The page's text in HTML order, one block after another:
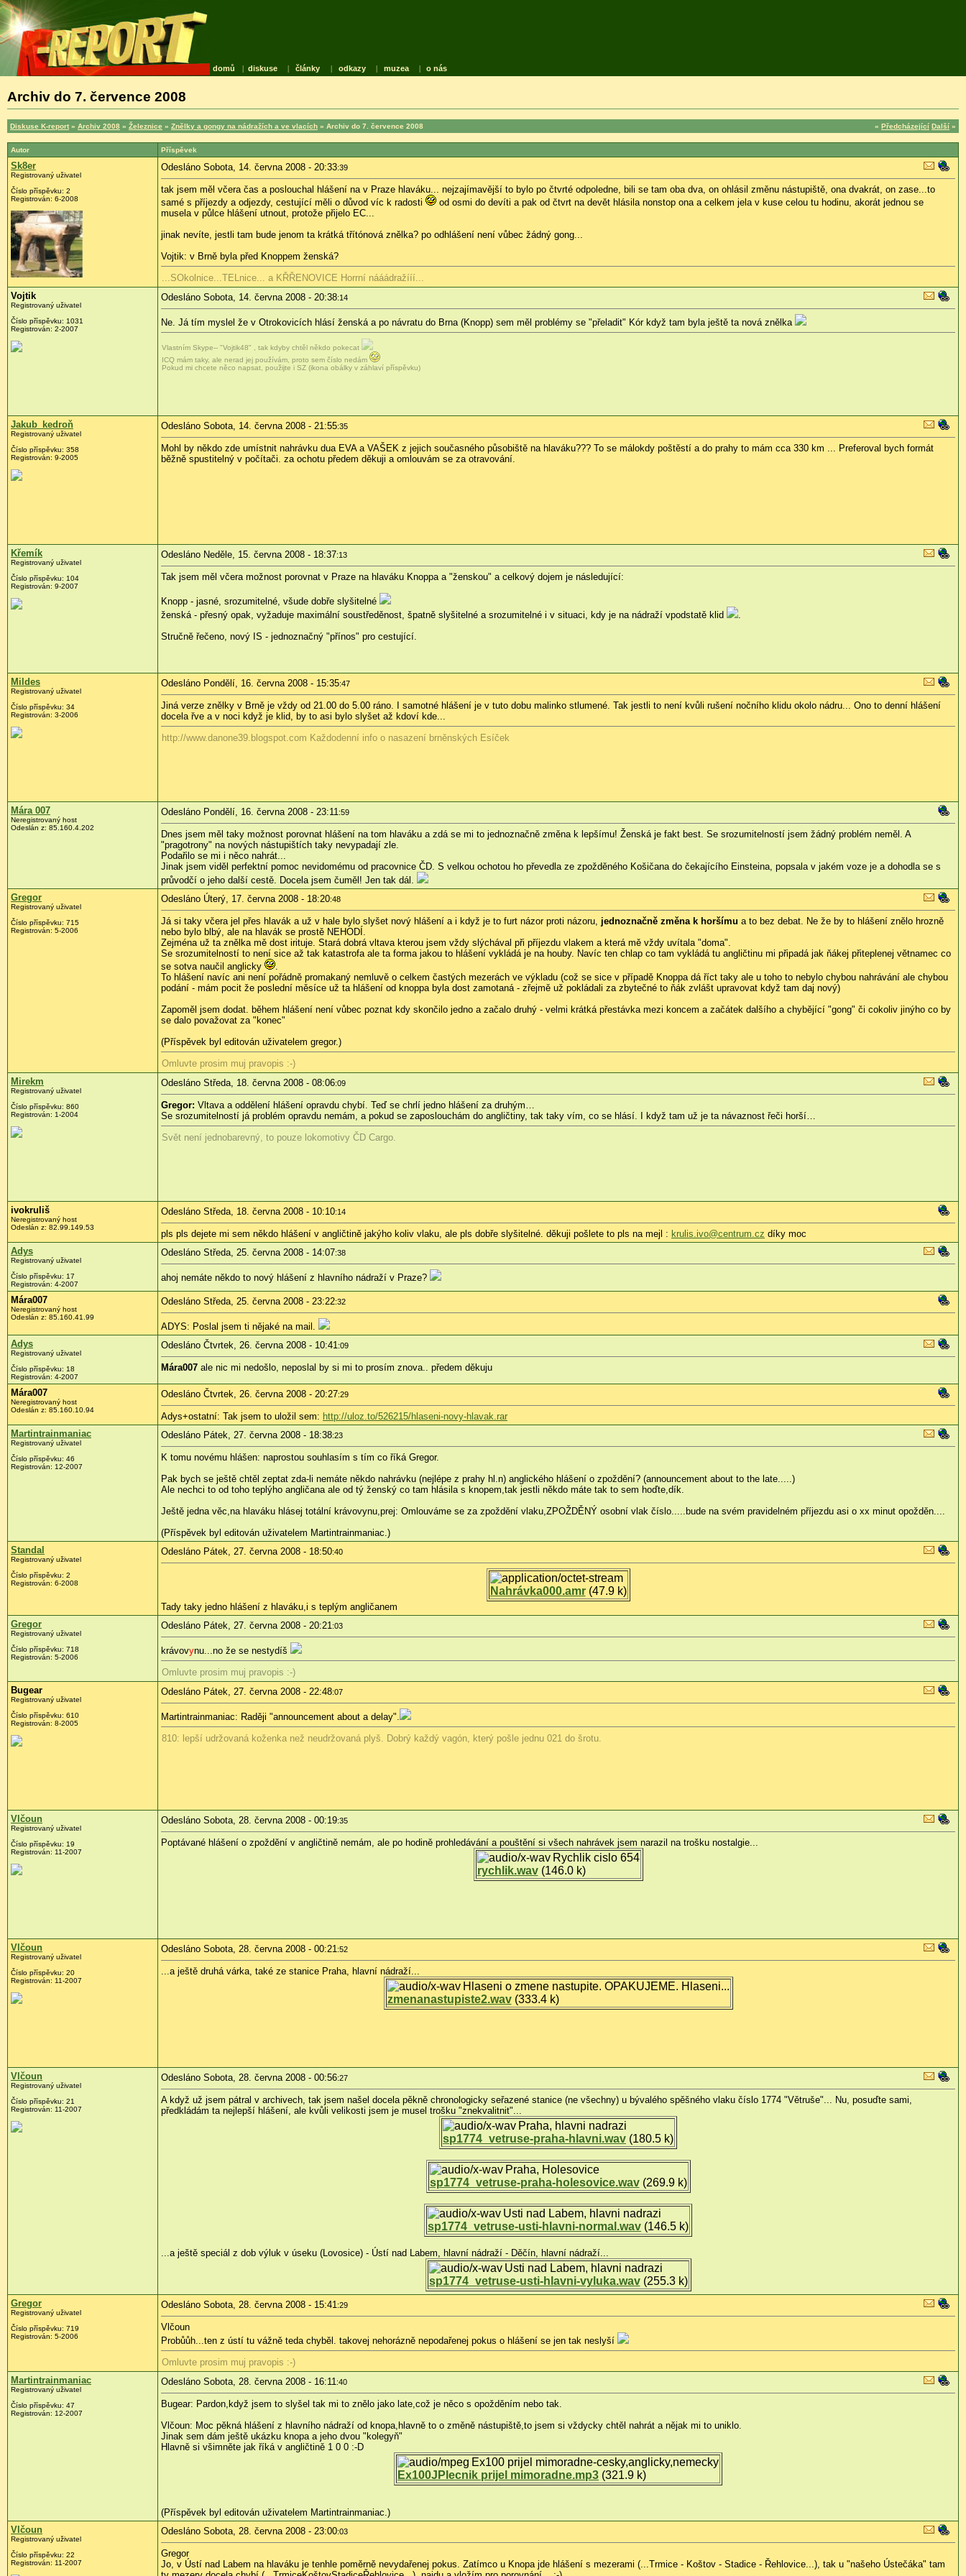
domů | diskuse | články | odkazy | muzea | o nás
Archiv do 7. července 2008
Diskuse K-report » Archiv 2008 » Železnice » Znělky a gongy na nádražích a ve vlacích » Archiv do 7. července 2008 « Předcházející Další »
Autor Příspěvek
Sk8er
Registrovaný uživatel
Číslo příspěvku: 2
Registrován: 6-2008
Odesláno Sobota, 14. června 2008 - 20:33:39
tak jsem měl včera čas a poslouchal hlášení na v Praze hlaváku... nejzajímavější to bylo po čtvrté odpoledne, bili se tam oba dva, on ohlásil změnu nástupiště, ona dvakrát, on zase...to
samé s příjezdy a odjezdy, cestující měli o důvod víc k radosti
od osmi do devíti a pak od čtvrt na devět hlásila nonstop ona a celkem jela v kuse celou tu hodinu, akorát jednou se
musela v půlce hlášení utnout, protože přijelo EC...
jinak nevíte, jestli tam bude jenom ta krátká třítónová znělka? po odhlášení není vůbec žádný gong...
Vojtik: v Brně byla před Knoppem ženská?
...SOkolnice...TELnice... a KŘŘENOVICE Horrní nááádražííí...
Vojtik
Registrovaný uživatel
Číslo příspěvku: 1031
Registrován: 2-2007
Odesláno Sobota, 14. června 2008 - 20:38:14
Ne. Já tím myslel že v Otrokovicích hlásí ženská a po návratu do Brna (Knopp) sem měl problémy se "přeladit" Kór když tam byla ještě ta nová znělka
Vlastním Skype-- "Vojtik48" , tak kdyby chtěl někdo pokecat
ICQ mám taky, ale nerad jej používám, proto sem číslo nedám
Pokud mi chcete něco napsat, použijte i SZ (ikona obálky v záhlaví příspěvku)
Jakub_kedroň
Registrovaný uživatel
Číslo příspěvku: 358
Registrován: 9-2005
Odesláno Sobota, 14. června 2008 - 21:55:35
Mohl by někdo zde umístnit nahrávku dua EVA a VAŠEK z jejich současného působiště na hlaváku??? To se málokdy poštěstí a do prahy to mám cca 330 km ... Preferoval bych formát
běžně spustitelný v počítači. za ochotu předem děkuji a omlouvám se za otravování.
Křemík
Registrovaný uživatel
Číslo příspěvku: 104
Registrován: 9-2007
Odesláno Neděle, 15. června 2008 - 18:37:13
Tak jsem měl včera možnost porovnat v Praze na hlaváku Knoppa a "ženskou" a celkový dojem je následující:
Knopp - jasné, srozumitelné, všude dobře slyšitelné
ženská - přesný opak, vyžaduje maximální soustředěnost, špatně slyšitelné a srozumitelné i v situaci, kdy je na nádraží vpodstatě klid
Stručně řečeno, nový IS - jednoznačný "přínos" pro cestující.
Mildes
Registrovaný uživatel
Číslo příspěvku: 34
Registrován: 3-2006
Odesláno Pondělí, 16. června 2008 - 15:35:47
Jiná verze znělky v Brně je vždy od 21.00 do 5.00 ráno. I samotné hlášení je v tuto dobu malinko stlumené. Tak jestli to není kvůli rušení nočního klidu okolo nádru... Ono to denní hlášení
docela řve a v noci když je klid, by to asi bylo slyšet až kdoví kde...
http://www.danone39.blogspot.com Každodenní info o nasazení brněnských Esíček
Mára 007
Neregistrovaný host
Odeslán z: 85.160.4.202
Odesláno Pondělí, 16. června 2008 - 23:11 :59
Dnes jsem měl taky možnost porovnat hlášení na tom hlaváku a zdá se mi to jednoznačně změna k lepšímu! Ženská je fakt best. Se srozumitelností jsem žádný problém neměl. A
"pragotrony" na nových nástupištích taky nevypadají zle.
Podařilo se mi i něco nahrát...
Jinak jsem viděl perfektní pomoc nevidomému od pracovnice ČD. S velkou ochotou ho převedla ze zpožděného Košičana do čekajícího Einsteina, popsala v jakém voze je a dohodla se s
průvodčí o jeho další cestě. Docela jsem čuměl! Jen tak dál.
Gregor
Registrovaný uživatel
Číslo příspěvku: 715
Registrován: 5-2006
Odesláno Úterý, 17. června 2008 - 18:20:48
Já si taky včera jel přes hlavák a už v hale bylo slyšet nový hlášení a i když je to furt názor proti názoru, jednoznačně změna k horšímu a to bez debat. Ne že by to hlášení znělo hrozně
nebo bylo blbý, ale na hlavák se prostě NEHODÍ.
Zejména už ta znělka mě dost irituje. Stará dobrá vltava kterou jsem vždy slýchával při příjezdu vlakem a která mě vždy uvítala "doma".
Se srozumitelností to není sice až tak katastrofa ale ta forma jakou to hlášení vykládá je na houby. Navíc ten chlap co tam vykládá tu angličtinu mi připadá jak ňákej přiteplenej větnamec co
se sotva naučil anglicky
To hlášení navíc ani není pořádně promakaný nemluvě o celkem častých mezerách ve výkladu (což se sice v případě Knoppa dá říct taky ale u toho to nebylo chybou nahrávání ale chybou
podání - mám pocit že poslední měsíce už ta hlášení od knoppa byla dost zamotaná - zřejmě už pokládali za zbytečné to ňák zvlášt upravovat když tam daj nový)
Zapoměl jsem dodat. během hlášení není vůbec poznat kdy skončilo jedno a začalo druhý - velmi krátká přestávka mezi koncem a začátek dalšího a chybějící "gong" či cokoliv jinýho co by
se dalo považovat za "konec"
(Příspěvek byl editován uživatelem gregor.)
Omluvte prosim muj pravopis :-)
Mirekm
Registrovaný uživatel
Číslo příspěvku: 860
Registrován: 1-2004
Odesláno Středa, 18. června 2008 - 08:06:09
Gregor: Vltava a oddělení hlášení opravdu chybí. Teď se chrlí jedno hlášení za druhým…
Se srozumitelností já problém opravdu nemám, a pokud se zaposlouchám do angličtiny, tak taky vím, co se hlásí. I když tam už je ta návaznost řeči horší…
Svět není jednobarevný, to pouze lokomotivy ČD Cargo.
ivokruliš
Neregistrovaný host
Odeslán z: 82.99.149.53
Odesláno Středa, 18. června 2008 - 10:10:14
pls pls dejete mi sem někdo hlášení v angličtině jakýho koliv vlaku, ale pls dobře slyšitelné. děkuji pošlete to pls na mejl : krulis.ivo@centrum.cz díky moc
Adys
Registrovaný uživatel
Číslo příspěvku: 17
Registrován: 4-2007
Odesláno Středa, 25. června 2008 - 14:07:38
ahoj nemáte někdo to nový hlášení z hlavního nádraží v Praze?
Mára007
Neregistrovaný host
Odeslán z: 85.160.41.99
Odesláno Středa, 25. června 2008 - 23:22:32
ADYS: Poslal jsem ti nějaké na mail.
Adys
Registrovaný uživatel
Číslo příspěvku: 18
Registrován: 4-2007
Odesláno Čtvrtek, 26. června 2008 - 10:41 :09
Mára007 ale nic mi nedošlo, neposlal by si mi to prosím znova.. předem děkuju
Mára007
Neregistrovaný host
Odeslán z: 85.160.10.94
Odesláno Čtvrtek, 26. června 2008 - 20:27:29
Adys+ostatní: Tak jsem to uložil sem: http://uloz.to/526215/hlaseni-novy-hlavak.rar
Martintrainmaniac
Registrovaný uživatel
Číslo příspěvku: 46
Registrován: 12-2007
Odesláno Pátek, 27. června 2008 - 18:38:23
K tomu novému hlášen: naprostou souhlasím s tím co říká Gregor.
Pak bych se ještě chtěl zeptat zda-li nemáte někdo nahrávku (nejlépe z prahy hl.n) anglického hlášení o zpoždění? (announcement about to the late.....)
Ale nechci to od toho teplýho angličana ale od tý ženský co tam hlásila s knopem,tak jestli někdo máte tak to sem hoďte,dík.
Ještě jedna věc,na hlaváku hlásej totální krávovynu,prej: Omlouváme se za zpoždění vlaku,ZPOŽDĚNÝ osobní vlak číslo.....bude na svém pravidelném příjezdu asi o xx minut opožděn....
(Příspěvek byl editován uživatelem Martintrainmaniac.)
Standal
Registrovaný uživatel
Číslo příspěvku: 2
Registrován: 6-2008
Odesláno Pátek, 27. června 2008 - 18:50:40
Nahrávka000.amr(47.9 k)
Tady taky jedno hlášení z hlaváku,i s teplým angličanem
Gregor
Registrovaný uživatel
Číslo příspěvku: 718
Registrován: 5-2006
Odesláno Pátek, 27. června 2008 - 20:21 :03
krávovynu...no že se nestydíš
Omluvte prosim muj pravopis :-)
Bugear
Registrovaný uživatel
Číslo příspěvku: 610
Registrován: 8-2005
Odesláno Pátek, 27. června 2008 - 22:48:07
Martintrainmaniac: Raději "announcement about a delay".
810: lepší udržovaná koženka než neudržovaná plyš. Dobrý každý vagón, který pošle jednu 021 do šrotu.
Vlčoun
Registrovaný uživatel
Číslo příspěvku: 19
Registrován: 11-2007
Odesláno Sobota, 28. června 2008 - 00:19:35
Poptávané hlášení o zpoždění v angličtině nemám, ale po hodině prohledávání a pouštění si všech nahrávek jsem narazil na trošku nostalgie...
Rychlik cislo 654
rychlik.wav(146.0 k)
Vlčoun
Registrovaný uživatel
Číslo příspěvku: 20
Registrován: 11-2007
Odesláno Sobota, 28. června 2008 - 00:21 :52
...a ještě druhá várka, také ze stanice Praha, hlavní nádraží...
Hlaseni o zmene nastupite. OPAKUJEME. Hlaseni...
zmenanastupiste2.wav(333.4 k)
Vlčoun
Registrovaný uživatel
Číslo příspěvku: 21
Registrován: 11-2007
Odesláno Sobota, 28. června 2008 - 00:56:27
A když už jsem pátral v archivech, tak jsem našel docela pěkně chronologicky seřazené stanice (ne všechny) u bývalého spěšného vlaku číslo 1774 "Větruše"... Nu, posuďte sami,
předkládám ta nejlepší hlášení, ale kvůli velikosti jsem je musel trošku "znekvalitnit"...
Praha, hlavni nadrazi
sp1774_vetruse-praha-hlavni.wav (180.5 k)
Praha, Holesovice
sp1774_vetruse-praha-holesovice.wav(269.9 k)
Usti nad Labem, hlavni nadrazi
sp1774_vetruse-usti-hlavni-normal.wav (146.5 k)
...a ještě speciál z dob výluk v úseku (Lovosice) - Ústí nad Labem, hlavní nádraží - Děčín, hlavní nádraží...
Usti nad Labem, hlavni nadrazi
sp1774_vetruse-usti-hlavni-vyluka.wav(255.3 k)
Gregor
Registrovaný uživatel
Číslo příspěvku: 719
Registrován: 5-2006
Odesláno Sobota, 28. června 2008 - 15:41 :29
Vlčoun
Probůůh...ten z ústí tu vážně teda chyběl. takovej nehorázně nepodařenej pokus o hlášení se jen tak neslyší
Omluvte prosim muj pravopis :-)
Martintrainmaniac
Registrovaný uživatel
Číslo příspěvku: 47
Registrován: 12-2007
Odesláno Sobota, 28. června 2008 - 16:11 :40
Bugear: Pardon,když jsem to slyšel tak mi to znělo jako late,což je něco s opožděním nebo tak.
Vlčoun: Moc pěkná hlášení z hlavního nádraží od knopa,hlavně to o změně nástupiště,to jsem si vždycky chtěl nahrát a nějak mi to uniklo.
Jinak sem dám ještě ukázku knopa a jeho dvou "kolegyň"
Hlavně si všimněte jak říká v angličtině 1 0 0 :-D
Ex100 prijel mimoradne-cesky,anglicky,nemecky
Ex100JPlecnik prijel mimoradne.mp3 (321.9 k)
(Příspěvek byl editován uživatelem Martintrainmaniac.)
Vlčoun
Registrovaný uživatel
Číslo příspěvku: 22
Registrován: 11-2007
Odesláno Sobota, 28. června 2008 - 23:00:03
Gregor
Jo, v Ústí nad Labem na hlaváku je tenhle poměrně nevydařenej pokus. Zatímco u Knopa jde hlášení s mezerami (...Trmice - Koštov - Stadice - Řehlovice...), tak u "našeho Ústečáka" tam